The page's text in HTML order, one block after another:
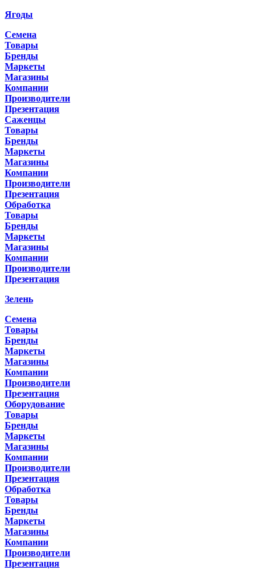
Ягоды
Семена
Товары
Бренды
Маркеты
Магазины
Компании
Производители
Презентация
Саженцы
Товары
Бренды
Маркеты
Магазины
Компании
Производители
Презентация
Обработка
Товары
Бренды
Маркеты
Магазины
Компании
Производители
Презентация
Зелень
Семена
Товары
Бренды
Маркеты
Магазины
Компании
Производители
Презентация
Оборудование
Товары
Бренды
Маркеты
Магазины
Компании
Производители
Презентация
Обработка
Товары
Бренды
Маркеты
Магазины
Компании
Производители
Презентация